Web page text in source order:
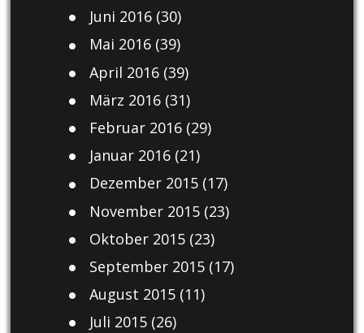
Juni 2016(30)
Mai 2016(39)
April 2016(39)
März 2016(31)
Februar 2016(29)
Januar 2016(21)
Dezember 2015(17)
November 2015(23)
Oktober 2015(23)
September 2015(17)
August 2015(11)
Juli 2015(26)